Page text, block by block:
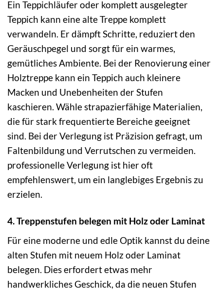
Ein Teppichläufer oder komplett ausgelegter
Teppich kann eine alte Treppe komplett
verwandeln. Er dämpft Schritte, reduziert den
Geräuschpegel und sorgt für ein warmes,
gemütliches Ambiente. Bei der Renovierung einer
Holztreppe kann ein Teppich auch kleinere
Macken und Unebenheiten der Stufen
kaschieren. Wähle strapazierfähige Materialien,
die für stark frequentierte Bereiche geeignet
sind. Bei der Verlegung ist Präzision gefragt, um
Faltenbildung und Verrutschen zu vermeiden.
professionelle Verlegung ist hier oft
empfehlenswert, um ein langlebiges Ergebnis zu
erzielen.
4. Treppenstufen belegen mit Holz oder Laminat
Für eine moderne und edle Optik kannst du deine
alten Stufen mit neuem Holz oder Laminat
belegen. Dies erfordert etwas mehr
handwerkliches Geschick, da die neuen Stufen